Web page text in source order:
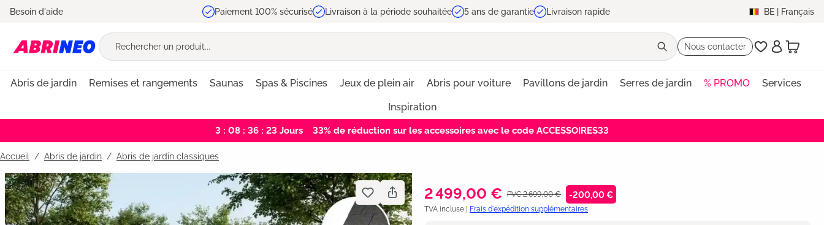
Passer à la navigation principale
Besoin d'aide Paiement 100% sécurisé Livraison à la période souhaitée 5 ans de garantie Livraison rapide BE | Français
Nous contacter
Abris de jardin Remises et rangements Saunas Spas & Piscines Jeux de plein air Abris pour voiture Pavillons de jardin Serres de jardin % PROMO Services
Inspiration
3 : 08 : 36 : 22 Jours 33% de réduction sur les accessoires avec le code ACCESSOIRES33
Accueil Abris de jardin / Abris de jardin classiques
Bildergalerie überspringen
2 499,00 € PVC 2 699,00 € -200,00 €
TVA incluse | Frais d'expédition supplémentaires